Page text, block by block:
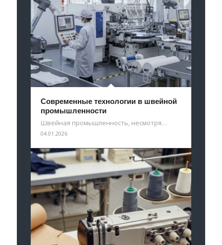
Современные технологии в швейной
промышленности
Швейная промышленность, несмотря…
04.01.2026